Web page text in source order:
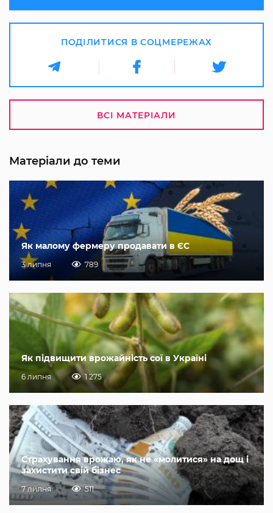
ПОДІЛИТИСЯ В СОЦМЕРЕЖАХ
ВСІ МАТЕРІАЛИ
Матеріали до теми
Як малому фермеру продавати в ЄС
3 липня 789
Як підвищити врожайність сої в Україні
6 липня 1 275
Страхування врожаю, як не «молитися» на дощ і
захистити свій бізнес
7 липня 511